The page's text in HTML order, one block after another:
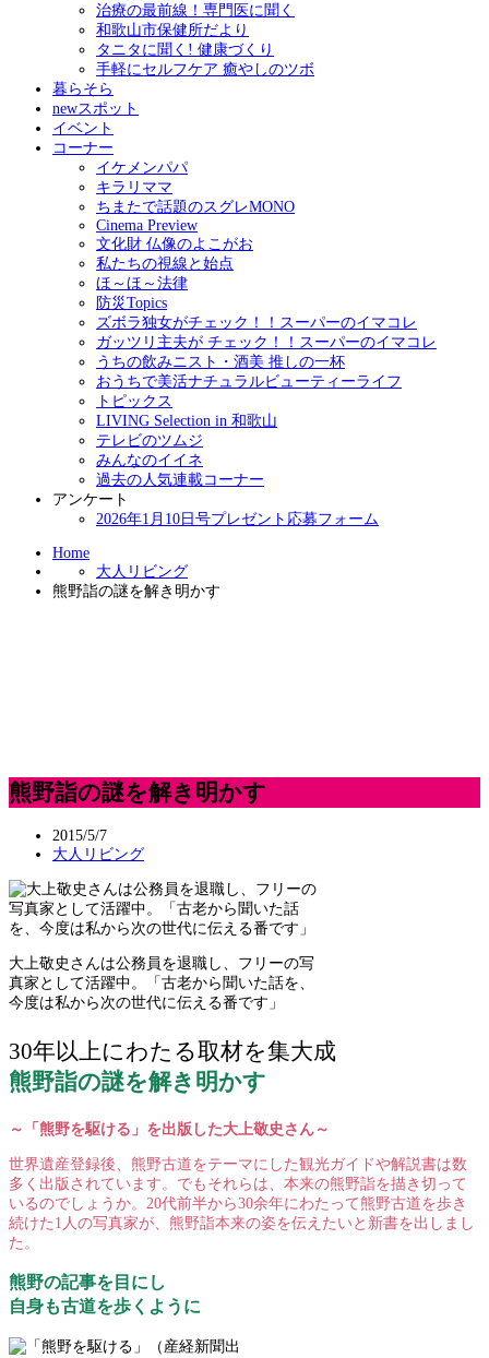
治療の最前線！専門医に聞く
和歌山市保健所だより
タニタに聞く! 健康づくり
手軽にセルフケア 癒やしのツボ
暮らそら
newスポット
イベント
コーナー
イケメンパパ
キラリママ
ちまたで話題のスグレMONO
Cinema Preview
文化財 仏像のよこがお
私たちの視線と始点
ほ～ほ～法律
防災Topics
ズボラ独女がチェック！！スーパーのイマコレ
ガッツリ主夫が チェック！！スーパーのイマコレ
うちの飲みニスト・酒美 推しの一杯
おうちで美活ナチュラルビューティーライフ
トピックス
LIVING Selection in 和歌山
テレビのツムジ
みんなのイイネ
過去の人気連載コーナー
アンケート
2026年1月10日号プレゼント応募フォーム
Home
大人リビング
熊野詣の謎を解き明かす
熊野詣の謎を解き明かす
2015/5/7
大人リビング
大上敬史さんは公務員を退職し、フリーの写
真家として活躍中。「古老から聞いた話を、
今度は私から次の世代に伝える番です」
30年以上にわたる取材を集大成
熊野詣の謎を解き明かす
～「熊野を駆ける」を出版した大上敬史さん～
世界遺産登録後、熊野古道をテーマにした観光ガイドや解説書は数
多く出版されています。でもそれらは、本来の熊野詣を描き切って
いるのでしょうか。20代前半から30余年にわたって熊野古道を歩き
続けた1人の写真家が、熊野詣本来の姿を伝えたいと新書を出しまし
た。
熊野の記事を目にし
自身も古道を歩くように